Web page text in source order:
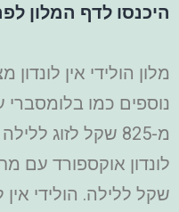
היכנסו לדף המלון
מלון הולידי אין
נוספים כמו
מ-825 שקל לזוג
שקל ללילה. הולידי אין